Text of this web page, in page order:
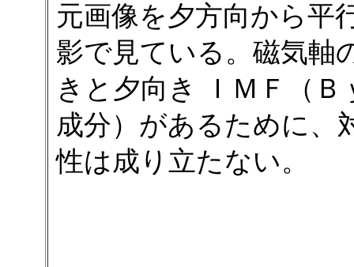
元画像を夕方向から平
影で見ている。磁気軸
きと夕向き ＩＭＦ（Ｂ
成分）があるために、
性は成り立たない。